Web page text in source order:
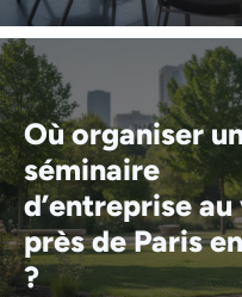
Où organiser
séminaire
d’entreprise
près de Paris
?